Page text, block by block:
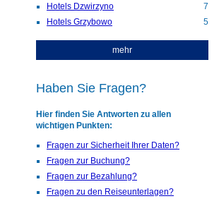
Hotels Dzwirzyno
7
Hotels Grzybowo
5
mehr
Haben Sie Fragen?
Hier finden Sie Antworten zu allen
wichtigen Punkten:
Fragen zur Sicherheit Ihrer Daten?
Fragen zur Buchung?
Fragen zur Bezahlung?
Fragen zu den Reiseunterlagen?